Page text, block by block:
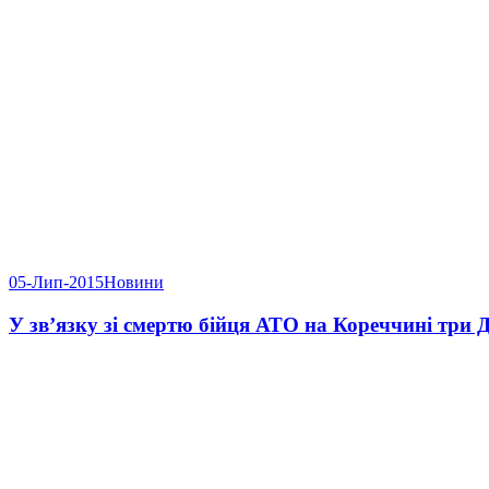
05-Лип-2015Новини
У зв’язку зі смертю бійця АТО на Кореччині три